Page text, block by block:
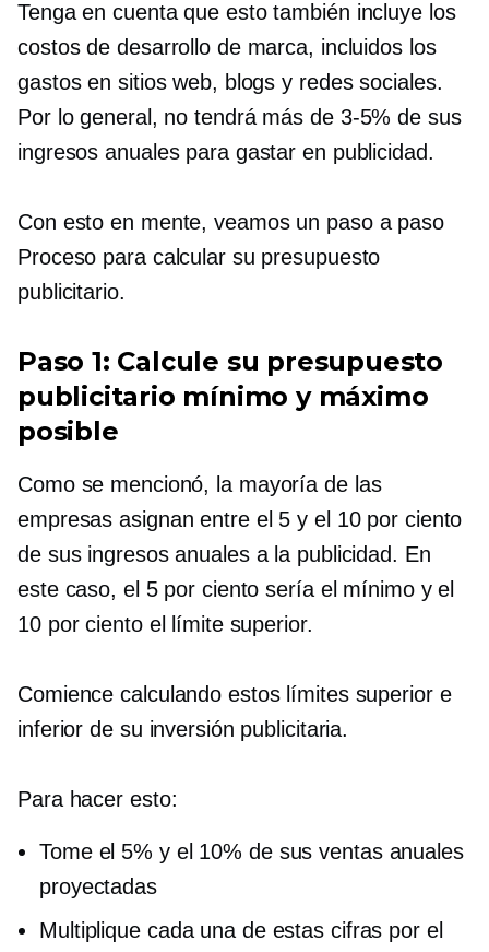
Tenga en cuenta que esto también incluye los
costos de desarrollo de marca, incluidos los
gastos en sitios web, blogs y redes sociales.
Por lo general, no tendrá más de 3-5% de sus
ingresos anuales para gastar en publicidad.
Con esto en mente, veamos un paso a paso
Proceso para calcular su presupuesto
publicitario.
Paso 1: Calcule su presupuesto
publicitario mínimo y máximo
posible
Como se mencionó, la mayoría de las
empresas asignan entre el 5 y el 10 por ciento
de sus ingresos anuales a la publicidad. En
este caso, el 5 por ciento sería el mínimo y el
10 por ciento el límite superior.
Comience calculando estos límites superior e
inferior de su inversión publicitaria.
Para hacer esto:
Tome el 5% y el 10% de sus ventas anuales
proyectadas
Multiplique cada una de estas cifras por el